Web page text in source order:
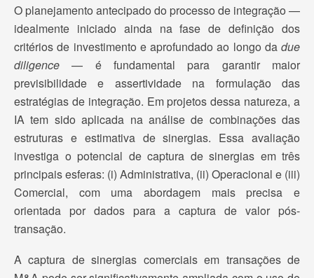
O planejamento antecipado do processo de integração —
idealmente iniciado ainda na fase de definição dos
critérios de investimento e aprofundado ao longo da due
diligence — é fundamental para garantir maior
previsibilidade e assertividade na formulação das
estratégias de integração. Em projetos dessa natureza, a
IA tem sido aplicada na análise de combinações das
estruturas e estimativa de sinergias. Essa avaliação
investiga o potencial de captura de sinergias em três
principais esferas: (i) Administrativa, (ii) Operacional e (iii)
Comercial, com uma abordagem mais precisa e
orientada por dados para a captura de valor pós-
transação.
A captura de sinergias comerciais em transações de